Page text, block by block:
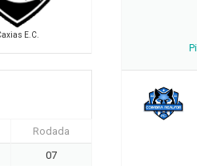
E.C.
Rodada
07